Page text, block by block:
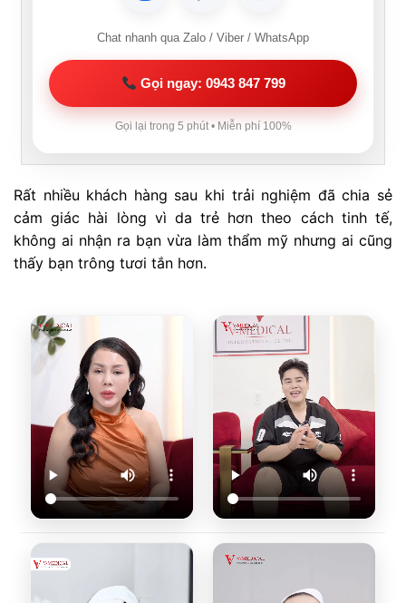
Chat nhanh qua Zalo / Viber / WhatsApp
Gọi ngay: 0943 847 799
Gọi lại trong 5 phút • Miễn phí 100%
Rất nhiều khách hàng sau khi trải nghiệm đã chia sẻ
cảm giác hài lòng vì da trẻ hơn theo cách tinh tế,
không ai nhận ra bạn vừa làm thẩm mỹ nhưng ai cũng
thấy bạn trông tươi tắn hơn.